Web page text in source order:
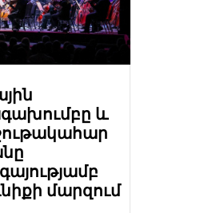
և
մարզում